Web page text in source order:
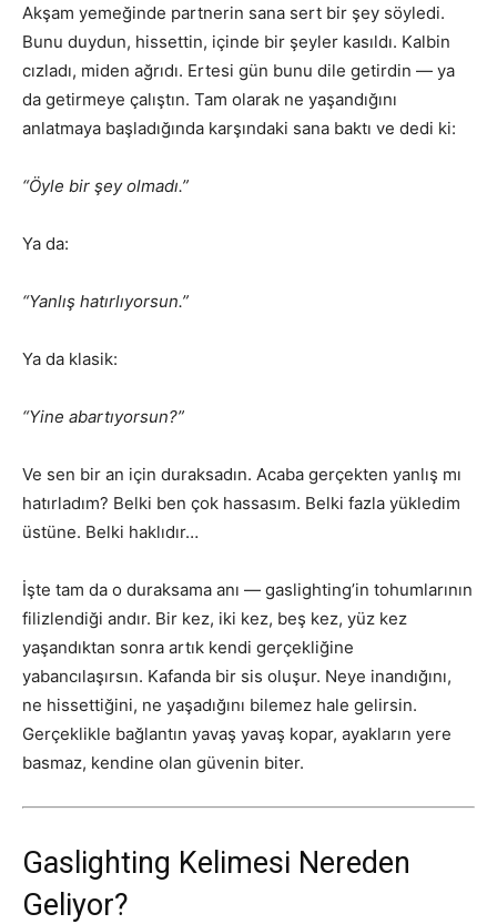
Akşam yemeğinde partnerin sana sert bir şey söyledi.
Bunu duydun, hissettin, içinde bir şeyler kasıldı. Kalbin
cızladı, miden ağrıdı. Ertesi gün bunu dile getirdin — ya
da getirmeye çalıştın. Tam olarak ne yaşandığını
anlatmaya başladığında karşındaki sana baktı ve dedi ki:
“Öyle bir şey olmadı.”
Ya da:
“Yanlış hatırlıyorsun.”
Ya da klasik:
“Yine abartıyorsun?”
Ve sen bir an için duraksadın. Acaba gerçekten yanlış mı
hatırladım? Belki ben çok hassasım. Belki fazla yükledim
üstüne. Belki haklıdır…
İşte tam da o duraksama anı — gaslighting’in tohumlarının
filizlendiği andır. Bir kez, iki kez, beş kez, yüz kez
yaşandıktan sonra artık kendi gerçekliğine
yabancılaşırsın. Kafanda bir sis oluşur. Neye inandığını,
ne hissettiğini, ne yaşadığını bilemez hale gelirsin.
Gerçeklikle bağlantın yavaş yavaş kopar, ayakların yere
basmaz, kendine olan güvenin biter.
Gaslighting Kelimesi Nereden
Geliyor?